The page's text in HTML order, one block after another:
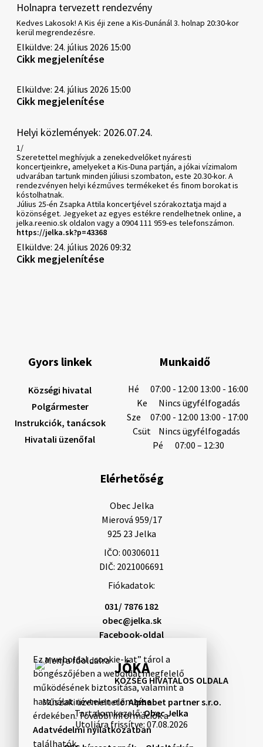
Ez a weboldal „cookie-kat” tárol a
böngészőjében a weboldal megfelelő
működésének biztosítása, valamint a
használat névtelen elemzése
érdekében. További információk a
Adatvédelmi nyilatkozatban
találhatók.
Holnapra tervezett rendezvény
Kedves Lakosok! A Kis éji zene a Kis-Dunánál 3. holnap 20:30-kor
kerül megrendezésre.
Elküldve: 24. július 2026 15:00
Cikk megjelenítése
Elküldve: 24. július 2026 15:00
Cikk megjelenítése
Helyi közlemények: 2026.07.24.
1/
Szeretettel meghívjuk a zenekedvelőket nyáresti
koncertjeinkre, amelyeket a Kis-Duna partján, a jókai vízimalom
udvarában tartunk minden júliusi szombaton, este 20.30-kor. A
rendezvényen helyi kézműves termékeket és finom borokat is
kóstolhatnak.
Július 25-én Zsapka Attila koncertjével szórakoztatja majd a
közönséget. Jegyeket az egyes estékre rendelhetnek online, a
jelka.reenio.sk oldalon vagy a 0904 111 959-es telefonszámon.
https://jelka.sk?p=43368
Elküldve: 24. július 2026 09:32
Cikk megjelenítése
JÓKA
KÖZSÉG HIVATALOS OLDALA
Műszaki üzemeltető:Alphabet partner s.r.o.
Tartalomkezelő:Obec Jelka
Utoljára frissítve: 07.08.2026
Gyors linkek
Községi hivatal
Polgármester
Instrukciók, tanácsok
Hivatali üzenőfal
Munkaidő
Hé
07:00 - 12:00 13:00 - 16:00
Ke
Nincs ügyfélfogadás
Sze
07:00 - 12:00 13:00 - 17:00
Csüt
Nincs ügyfélfogadás
Pé
07:00 – 12:30
Elérhetőség
Obec Jelka
Mierová 959/17
925 23 Jelka
IČO: 00306011
DIČ: 2021006691
Fiókadatok:
031/ 7876 182
obec@jelka.sk
Facebook-oldal